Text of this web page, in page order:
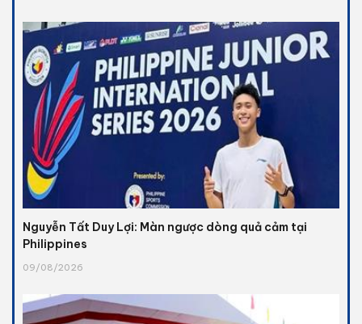
Nguyễn Tất Duy Lợi: Màn ngược dòng quả cảm tại
Philippines
09/08/2026